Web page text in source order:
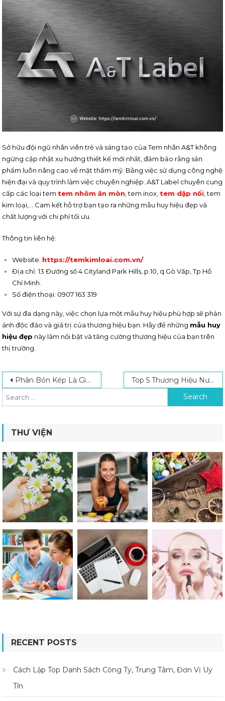
Sở hữu đội ngũ nhân viên trẻ và sáng tạo của Tem nhãn A&T không
ngừng cập nhật xu hướng thiết kế mới nhất, đảm bảo rằng sản
phẩm luôn nâng cao về mặt thẩm mỹ. Bằng việc sử dụng công nghệ
hiện đại và quy trình làm việc chuyên nghiệp. A&T Label chuyên cung
cấp các loại tem tem nhôm ăn mòn , tem inox, tem dập nổi , tem
kim loại,… Cam kết hỗ trợ bạn tạo ra những mẫu huy hiệu đẹp và
chất lượng với chi phí tối ưu.
Thông tin liên hệ:
Website: https://temkimloai.com.vn/
Địa chỉ: 13 Đường số 4 Cityland Park Hills, p.10, q.Gò Vấp, Tp Hồ
Chí Minh.
Số điện thoại: 0907 163 319
Với sự đa dạng này, việc chọn lựa một mẫu huy hiệu phù hợp sẽ phản
ánh độc đáo và giá trị của thương hiệu bạn. Hãy để những mẫu huy
hiệu đẹp này làm nổi bật và tăng cường thương hiệu của bạn trên
thị trường.
Post navigation
Phân Bón Kép Là Gì? Thành Phần, Công Dụng Và Cách Sử Dụng Đúng Top 5 Thương Hiệu Nước Hoa Giá Rẻ Mùi Thơm Cực Thích
Search for:
THƯ VIỆN
RECENT POSTS
Cách Lập Top Danh Sách Công Ty, Trung Tâm, Đơn Vị Uy
Tín